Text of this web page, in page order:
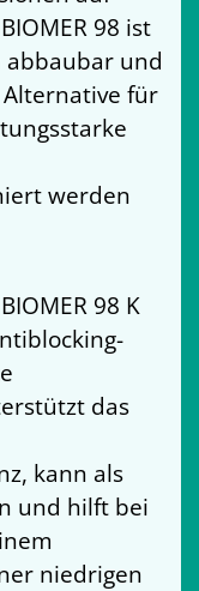
98 ist
abbaubar und
für
werden
98 K
das
kann als
und hilft bei
niedrigen